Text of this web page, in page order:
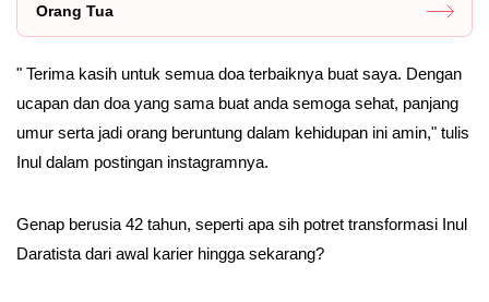
Orang Tua
" Terima kasih untuk semua doa terbaiknya buat saya. Dengan
ucapan dan doa yang sama buat anda semoga sehat, panjang
umur serta jadi orang beruntung dalam kehidupan ini amin," tulis
Inul dalam postingan instagramnya.
Genap berusia 42 tahun, seperti apa sih potret transformasi Inul
Daratista dari awal karier hingga sekarang?